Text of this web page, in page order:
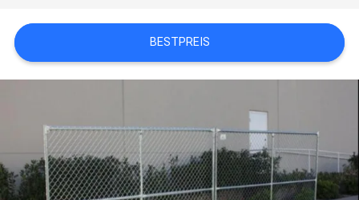
SIE
EIN
SITEMAP
BESTPREIS